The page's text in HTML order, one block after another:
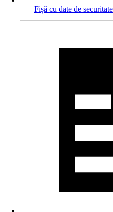
Fișă cu date de securitate